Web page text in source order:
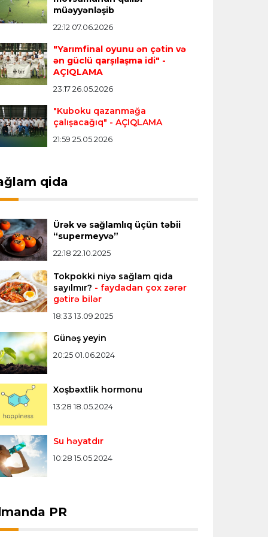
argentinalı futbolçusunu
icarəyə göndərdi
22:57 07.08.2026
Zinəddin Zidanın oğlu ilə
ayırdı
22:54 07.08.2026
voleybolu üzrə ölkə
bürünc medalın sahibi
Premyer liqa 16:52 07.08.2026
Namik Ələskərovla yollarını ayırdı
xəbərlər >>>
müəyyənləşib
22:12 07.06.2026
"Yarımfinal oyunu ən çətin və
ən güclü qarşılaşma idi" -
AÇIQLAMA
23:17 26.05.2026
"Kuboku qazanmağa
çalışacağıq" - AÇIQLAMA
21:59 25.05.2026
qida
Ürək və sağlamlıq üçün təbii
“supermeyvə”
22:18 22.10.2025
Tokpokki niyə sağlam qida
sayılmır? - faydadan çox zərər
gətirə bilər
18:33 13.09.2025
Günəş yeyin
20:25 01.06.2024
Xoşbəxtlik hormonu
13:28 18.05.2024
Su həyatdır
10:28 15.05.2024
PR